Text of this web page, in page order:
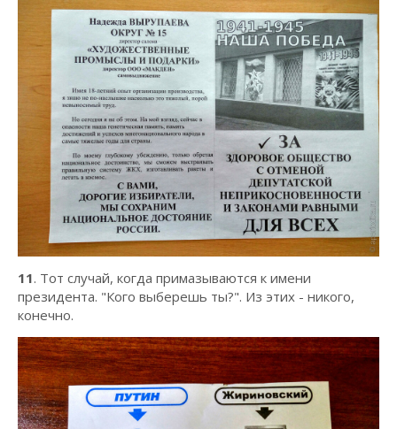
11. Тот случай, когда примазываются к имени
президента. "Кого выберешь ты?". Из этих - никого,
конечно.